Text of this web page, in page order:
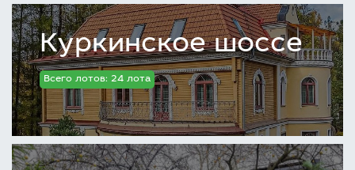
Куркинское шоссе
Всего лотов: 24 лота